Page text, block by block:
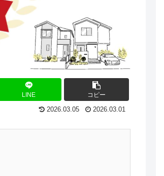
LINE コピー
2026.03.05 2026.03.01